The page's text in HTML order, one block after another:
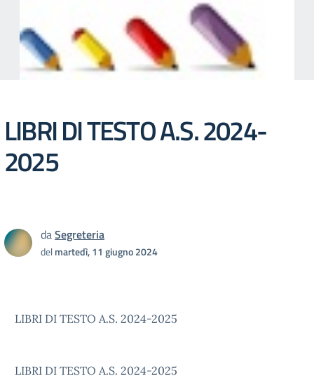
LIBRI DI TESTO A.S. 2024-
2025
daSegreteria
delmartedì, 11 giugno 2024
LIBRI DI TESTO A.S. 2024-2025
LIBRI DI TESTO A.S. 2024-2025